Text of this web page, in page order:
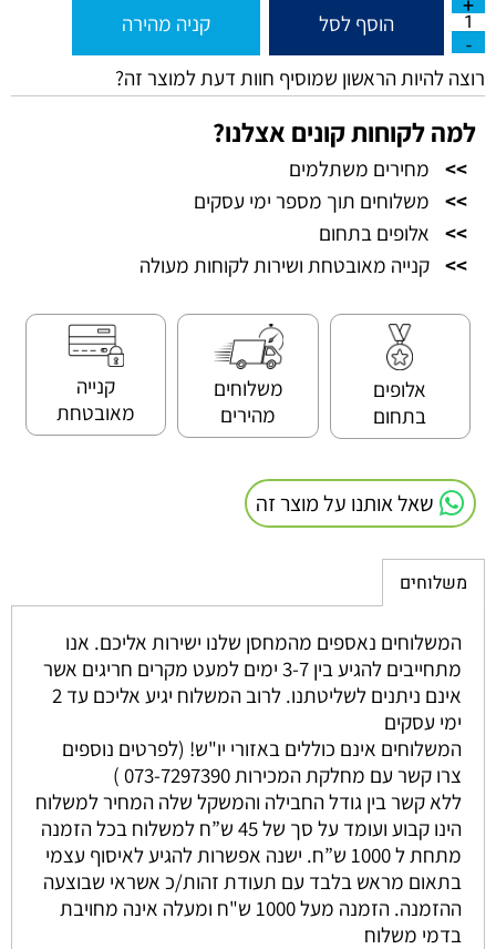
הוסף לסל קניה מהירה
רוצה להיות הראשון שמוסיף חוות דעת למוצר זה?
למה לקוחות קונים אצלנו?
>>
מחירים משתלמים
>>
משלוחים תוך מספר ימי עסקים
>>
אלופים בתחום
>> קנייה מאובטחת ושירות לקוחות מעולה
אלופים
בתחום
משלוחים
מהירים
קנייה
מאובטחת
שאל אותנו על מוצר זה
משלוחים
המשלוחים נאספים מהמחסן שלנו ישירות אליכם. אנו
מתחייבים להגיע בין 3-7 ימים למעט מקרים חריגים אשר
אינם ניתנים לשליטתנו. לרוב המשלוח יגיע אליכם עד 2
ימי עסקים
המשלוחים אינם כוללים באזורי יו"ש! (לפרטים נוספים
צרו קשר עם מחלקת המכירות 073-7297390 )
ללא קשר בין גודל החבילה והמשקל שלה המחיר למשלוח
הינו קבוע ועומד על סך של 45 ש”ח למשלוח בכל הזמנה
מתחת ל 1000 ש”ח. ישנה אפשרות להגיע לאיסוף עצמי
בתאום מראש בלבד עם תעודת זהות/כ אשראי שבוצעה
ההזמנה. הזמנה מעל 1000 ש"ח ומעלה אינה מחויבת
בדמי משלוח